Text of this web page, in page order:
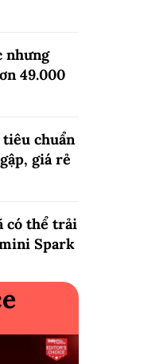
nhưng
49.000
tiêu chuẩn
giá rẻ
có thể trải
Spark